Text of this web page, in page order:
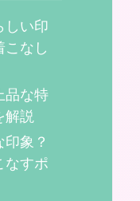
しい印
こなし
品な特
解説
象？
なすポ